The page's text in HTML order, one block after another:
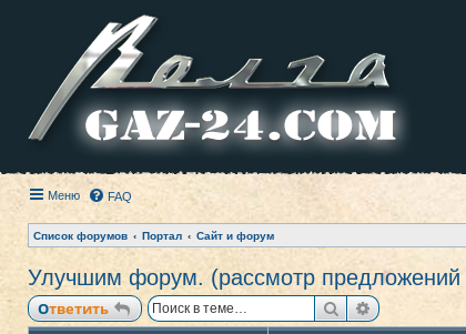
Меню FAQ
Список форумов Портал Сайт и форум
Улучшим форум. (рассмотр предложений
Ответить Поиск